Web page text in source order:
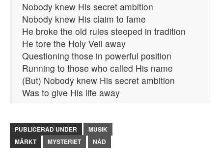
Nobody knew His secret ambition
Nobody knew His claim to fame
He broke the old rules steeped in tradition
He tore the Holy Veil away
Questioning those in powerful position
Running to those who called His name
(But) Nobody knew His secret ambition
Was to give His life away
PUBLICERAD UNDER
MUSIK
MÄRKT
MYSTERIET NÅD